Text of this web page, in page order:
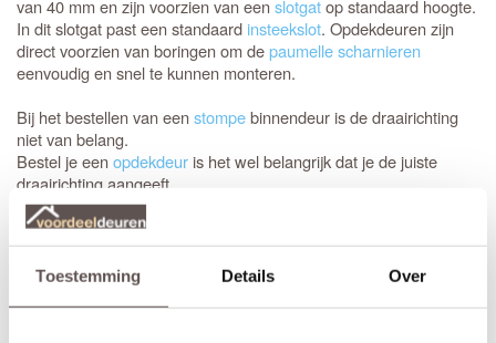
Toestemming Details Over
van 40 mm en zijn voorzien van eenslotgatop standaard hoogte.
In dit slotgat past een standaard insteekslot. Opdekdeuren zijn
direct voorzien van boringen om depaumelle scharnieren
eenvoudig en snel te kunnen monteren.
Bij het bestellen van eenstompebinnendeur is de draairichting
niet van belang.
Bestel je eenopdekdeur is het wel belangrijk dat je de juiste
draairichting aangeeft.
Skantrae SKS 231 Crepie zelf passend maken
Stompe deuren zijn aan beide deurstijlen en de bovendorpel 10
mm in te korten. De onderdorpel van de Skantrae SKS 231
Crepie is zelfs tot 60 mm in te korten.